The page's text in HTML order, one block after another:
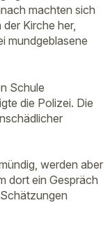
machten sich
Kirche her,
mundgeblasene
Schule
die Polizei. Die
werden aber
dort ein Gespräch